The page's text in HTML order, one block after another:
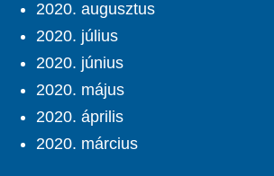
2020. augusztus
2020. július
2020. június
2020. május
2020. április
2020. március